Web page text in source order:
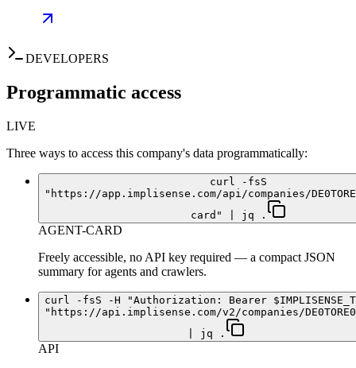
DEVELOPERS
Programmatic access
LIVE
Three ways to access this company's data programmatically:
curl -fsS
"https://app.implisense.com/api/companies/
card" | jq .
AGENT-CARD
Freely accessible, no API key required — a compact JSON
summary for agents and crawlers.
curl -fsS -H "Authorization: Bearer
"https://api.implisense.com/v2/companies/
| jq .
API